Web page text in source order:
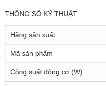
THÔNG SỐ KỸ THUẬT
Hãng sản xuất
Mã sản phẩm
Công suất động cơ (W)